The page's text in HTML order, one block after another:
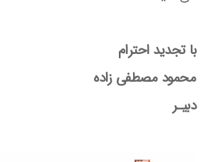
با تجدید احترام
محمود مصطفی زاده
دبیـر